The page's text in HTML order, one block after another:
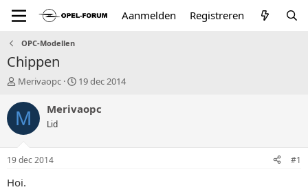
Aanmelden Registreren
OPC-Modellen
Chippen
T
p
i
a
r
Merivaopc
S
a
19 dec 2014
M Merivaopc
Lid
19 dec 2014 #1
Hoi.